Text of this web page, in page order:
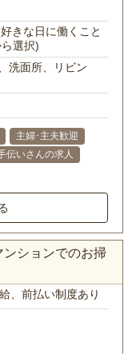
きな日に働くこと
選択)
洗面所、リビン
主婦･主夫歓迎
伝いさんの求人
ションでのお掃
、前払い制度あり